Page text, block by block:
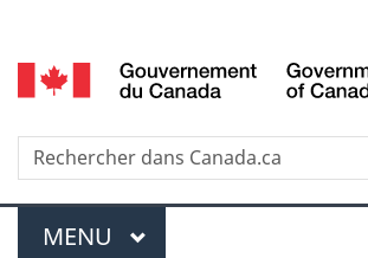
au
contenu
propos
de
la
HTML
simplifiée
selection
Recherche
Menu
MENU PRINCIPAL